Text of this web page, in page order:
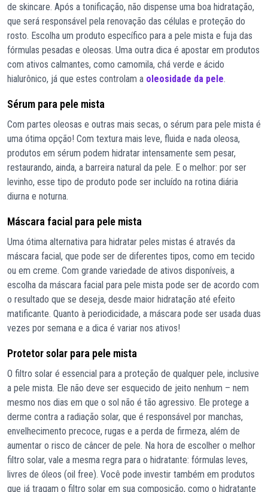
de skincare. Após a tonificação, não dispense uma boa hidratação,
que será responsável pela renovação das células e proteção do
rosto. Escolha um produto específico para a pele mista e fuja das
fórmulas pesadas e oleosas. Uma outra dica é apostar em produtos
com ativos calmantes, como camomila, chá verde e ácido
hialurônico, já que estes controlam a oleosidade da pele.
Sérum para pele mista
Com partes oleosas e outras mais secas, o sérum para pele mista é
uma ótima opção! Com textura mais leve, fluida e nada oleosa,
produtos em sérum podem hidratar intensamente sem pesar,
restaurando, ainda, a barreira natural da pele. E o melhor: por ser
levinho, esse tipo de produto pode ser incluído na rotina diária
diurna e noturna.
Máscara facial para pele mista
Uma ótima alternativa para hidratar peles mistas é através da
máscara facial, que pode ser de diferentes tipos, como em tecido
ou em creme. Com grande variedade de ativos disponíveis, a
escolha da máscara facial para pele mista pode ser de acordo com
o resultado que se deseja, desde maior hidratação até efeito
matificante. Quanto à periodicidade, a máscara pode ser usada duas
vezes por semana e a dica é variar nos ativos!
Protetor solar para pele mista
O filtro solar é essencial para a proteção de qualquer pele, inclusive
a pele mista. Ele não deve ser esquecido de jeito nenhum – nem
mesmo nos dias em que o sol não é tão agressivo. Ele protege a
derme contra a radiação solar, que é responsável por manchas,
envelhecimento precoce, rugas e a perda de firmeza, além de
aumentar o risco de câncer de pele. Na hora de escolher o melhor
filtro solar, vale a mesma regra para o hidratante: fórmulas leves,
livres de óleos (oil free). Você pode investir também em produtos
que já tragam o filtro solar em sua composição, como o hidratante